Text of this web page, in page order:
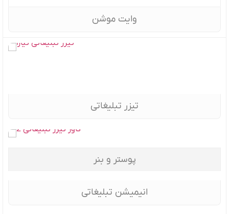
وایت موشن
تیزر تبلیغاتی
انیمیشن تبلیغاتی
پوستر و بنر